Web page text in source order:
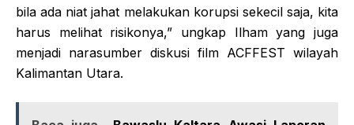
bila ada niat jahat melakukan korupsi sekecil saja, kita
harus melihat risikonya,” ungkap Ilham yang juga
menjadi narasumber diskusi film ACFFEST wilayah
Kalimantan Utara.